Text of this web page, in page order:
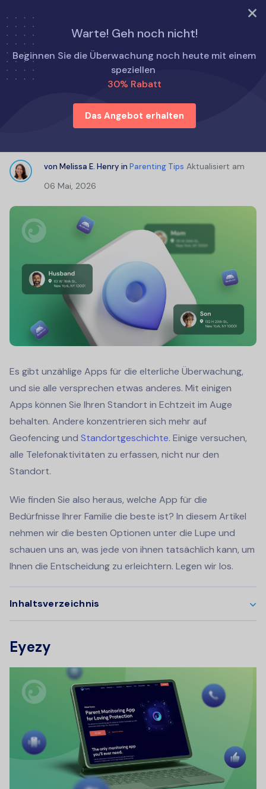
TRY NOW
Warte! Geh noch nicht!
Beginnen Sie die Überwachung noch heute mit einem
speziellen
30% Rabatt
Das Angebot erhalten
Startseite
Tipps für die Elternschaft
Familie Tracking App für Android: Welche soll ich wählen?
Familie Tracking App für Android:
Welche soll ich wählen?
von Melissa E. Henry in Parenting Tips Aktualisiert am
06 Mai, 2026
Es gibt unzählige Apps für die elterliche Überwachung,
und sie alle versprechen etwas anderes. Mit einigen
Apps können Sie Ihren Standort in Echtzeit im Auge
behalten. Andere konzentrieren sich mehr auf
Geofencing und Standortgeschichte. Einige versuchen,
alle Telefonaktivitäten zu erfassen, nicht nur den
Standort.
Wie finden Sie also heraus, welche App für die
Bedürfnisse Ihrer Familie die beste ist? In diesem Artikel
nehmen wir die besten Optionen unter die Lupe und
schauen uns an, was jede von ihnen tatsächlich kann, um
Ihnen die Entscheidung zu erleichtern. Legen wir los.
Inhaltsverzeichnis
Eyezy